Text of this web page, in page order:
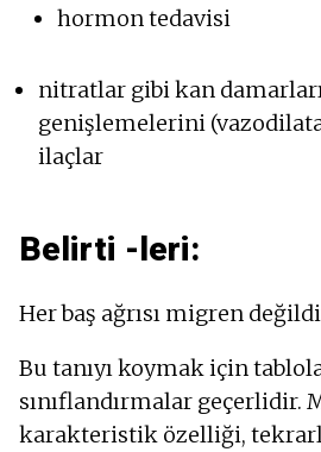
hormon tedavisi
nitratlar gibi kan
genişlemelerini
ilaçlar
Belirti -leri:
Her baş ağrısı migren
Bu tanıyı koymak için
sınıflandırmalar geçerlidir.
karakteristik özelliği,